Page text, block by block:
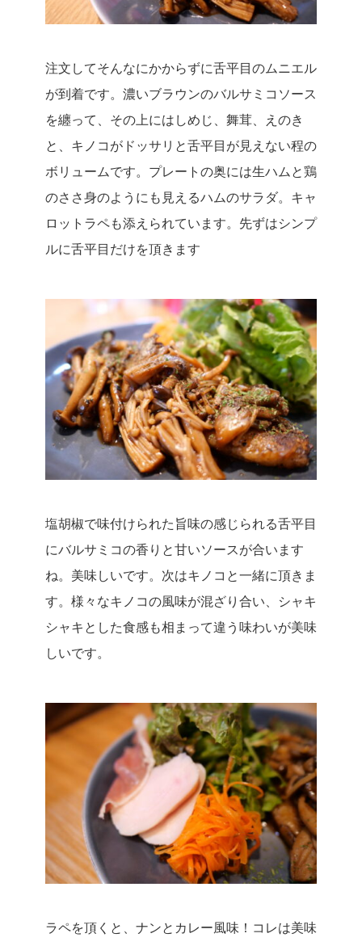
注文してそんなにかからずに舌平目のムニエル
が到着です。 濃いブラウンのバルサミコソース
を纏って、その上にはしめじ、舞茸、えのき
と、キノコがドッサリと舌平目が見えない程の
ボリュームです。プレートの奥には生ハムと鶏
のささ身のようにも見えるハムのサラダ。キャ
ロットラペも添えられています。 先ずはシンプ
ルに舌平目だけを頂きます
塩胡椒で味付けられた旨味の感じられる舌平目
にバルサミコの香りと甘いソースが合います
ね。美味しいです。 次はキノコと一緒に頂きま
す。様々なキノコの風味が混ざり合い、シャキ
シャキとした食感も相まって違う味わいが美味
しいです。
ラペを頂くと、ナンとカレー風味！コレは美味